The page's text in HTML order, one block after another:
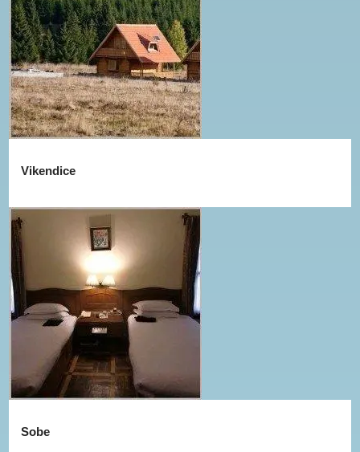
Vikendice
Sobe